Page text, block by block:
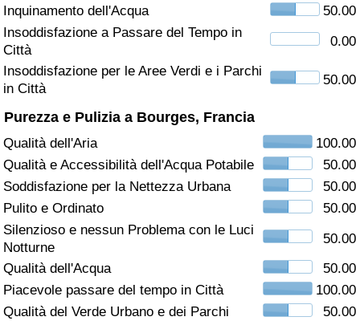
Inquinamento dell'Acqua
50.00
Insoddisfazione a Passare del Tempo in
Città
0.00
Insoddisfazione per le Aree Verdi e i Parchi
in Città
50.00
Purezza e Pulizia a Bourges, Francia
Qualità dell'Aria
100.00
Qualità e Accessibilità dell'Acqua Potabile
50.00
Soddisfazione per la Nettezza Urbana
50.00
Pulito e Ordinato
50.00
Silenzioso e nessun Problema con le Luci
Notturne
50.00
Qualità dell'Acqua
50.00
Piacevole passare del tempo in Città
100.00
Qualità del Verde Urbano e dei Parchi
50.00
Indice dell’Assistenza Sanitaria (Corrente)
Indice dell’Assistenza Sanitaria
Indice dell’Assistenza Sanitaria per
Nazione
Inquinamento
Indice dell’Inquinamento (Corrente)
Indice di inquinamento
Indice dell’Inquinamento per Nazione
Traffico